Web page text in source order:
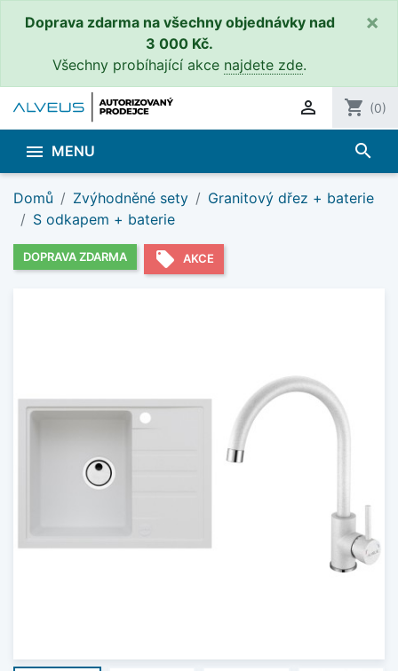
Doprava zdarma na všechny objednávky nad
3 000 Kč.
Všechny probíhající akce najdete zde.
×
 shopping_cart (0)
 MENU search
Domů Zvýhodněné sety
Granitový dřez + baterie
S odkapem + baterie
DOPRAVA ZDARMA local_offer AKCE